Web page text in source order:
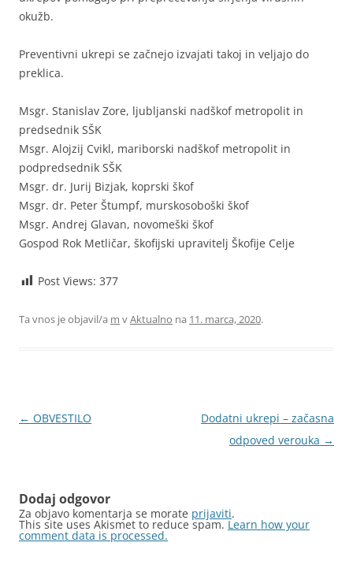
okužb.
Preventivni ukrepi se začnejo izvajati takoj in veljajo do
preklica.
Msgr. Stanislav Zore, ljubljanski nadškof metropolit in
predsednik SŠK
Msgr. Alojzij Cvikl, mariborski nadškof metropolit in
podpredsednik SŠK
Msgr. dr. Jurij Bizjak, koprski škof
Msgr. dr. Peter Štumpf, murskosoboški škof
Msgr. Andrej Glavan, novomeški škof
Gospod Rok Metličar, škofijski upravitelj Škofije Celje
Post Views: 377
Ta vnos je objavil/a m vAktualno na 11. marca, 2020.
Krmarjenje
← OBVESTILO
Dodatni ukrepi – začasna
odpoved verouka →
Dodaj odgovor
Za objavo komentarja se morate prijaviti.
This site uses Akismet to reduce spam.Learn how your
comment data is processed.